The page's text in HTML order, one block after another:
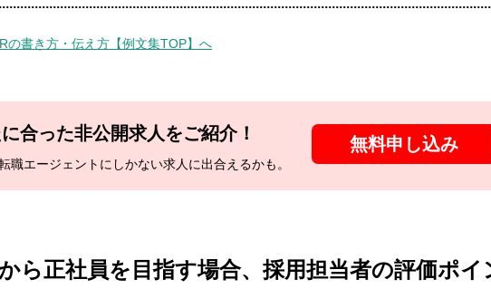
の書き方・伝え方【例文集TOP】へ
合った非公開求人をご紹介！
職エージェントにしかない求人に出合えるかも。
無料申し込み
ら正社員を目指す場合、採用担当者の評価ポイ